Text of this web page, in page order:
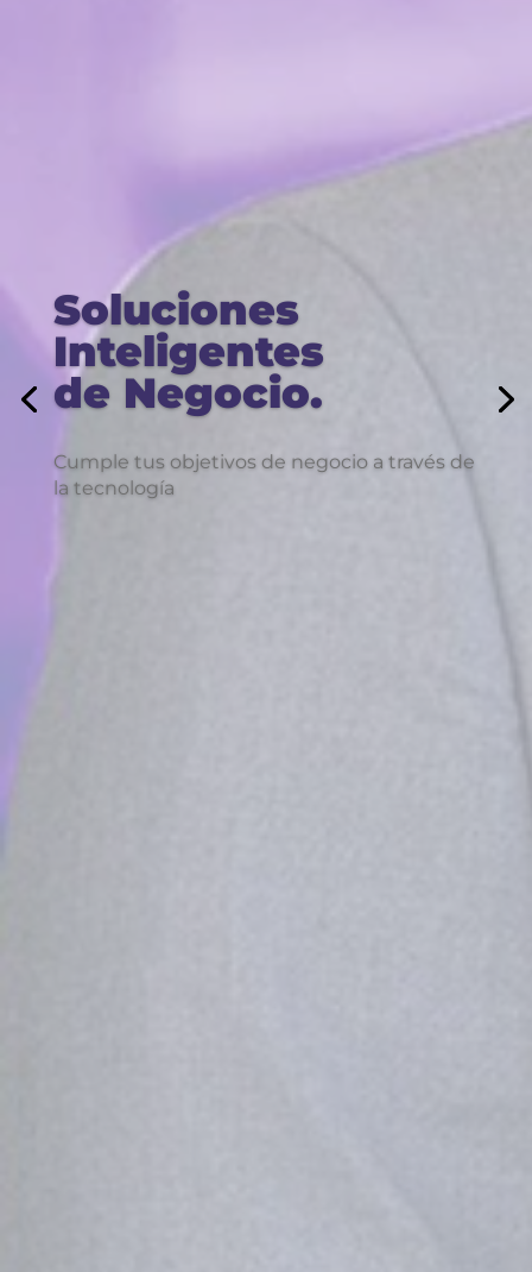
Soluciones
Inteligentes
de Negocio.
Cumple tus objetivos de negocio a través de
la tecnología